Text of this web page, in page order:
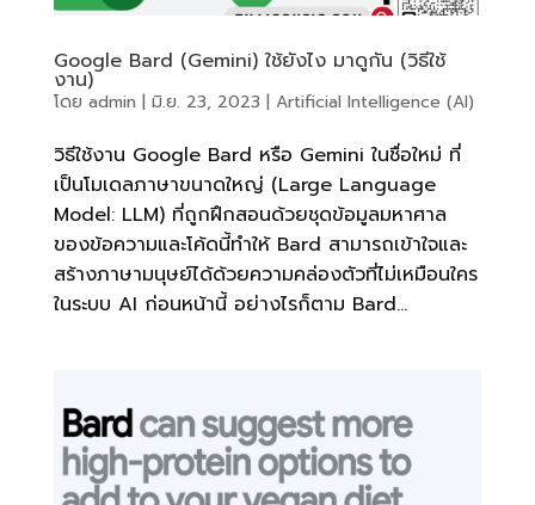
Google Bard (Gemini) ใช้ยังไง มาดูกัน (วิธีใช้
งาน)
โดย admin | มิ.ย. 23, 2023 | Artificial Intelligence (AI)
วิธีใช้งาน Google Bard หรือ Gemini ในชื่อใหม่ ที่
เป็นโมเดลภาษาขนาดใหญ่ (Large Language
Model: LLM) ที่ถูกฝึกสอนด้วยชุดข้อมูลมหาศาล
ของข้อความและโค้ดนี้ทำให้ Bard สามารถเข้าใจและ
สร้างภาษามนุษย์ได้ด้วยความคล่องตัวที่ไม่เหมือนใคร
ในระบบ AI ก่อนหน้านี้ อย่างไรก็ตาม Bard...